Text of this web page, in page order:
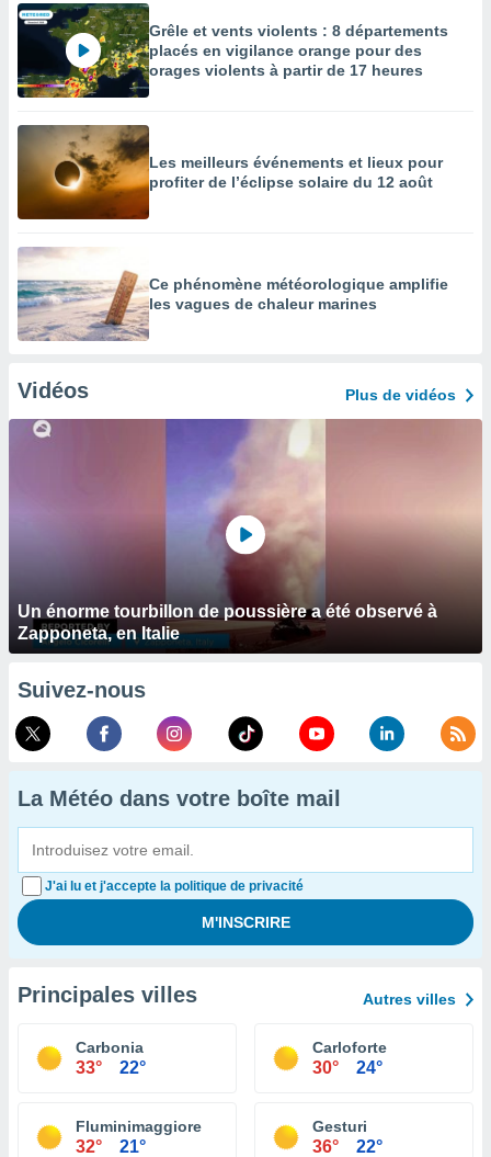
Grêle et vents violents : 8 départements
placés en vigilance orange pour des
orages violents à partir de 17 heures
Les meilleurs événements et lieux pour
profiter de l’éclipse solaire du 12 août
Ce phénomène météorologique amplifie
les vagues de chaleur marines
Vidéos Plus de vidéos
Un énorme tourbillon de poussière a été observé à
Zapponeta, en Italie
Suivez-nous
La Météo dans votre boîte mail
J'ai lu et j'accepte la politique de privacité
Principales villes Autres villes
Carbonia
33° 22°
Carloforte
30° 24°
Fluminimaggiore
32° 21°
Gesturi
36° 22°